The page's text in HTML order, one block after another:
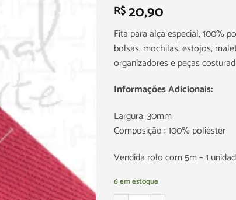
R$20,90
Fita para alça especial, 100%
bolsas, mochilas, estojos,
organizadores e peças
Informações Adicionais:
Largura: 30mm
Composição : 100% poliéster
Vendida rolo com 5m – 1
6 em estoque